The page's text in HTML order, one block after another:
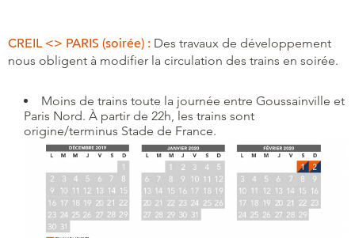
CREIL <> PARIS (soirée) : Des travaux de développement
nous obligent à modifier la circulation des trains en soirée.
Moins de trains toute la journée entre Goussainville et
Paris Nord. À partir de 22h, les trains sont
origine/terminus Stade de France.